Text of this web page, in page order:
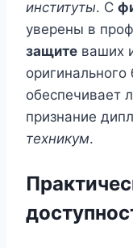
институты. С
уверены в
защите ваших
оригинального
обеспечивает
признание
техникум.